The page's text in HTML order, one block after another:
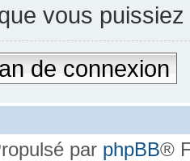
vous
de connexion
par phpBB®